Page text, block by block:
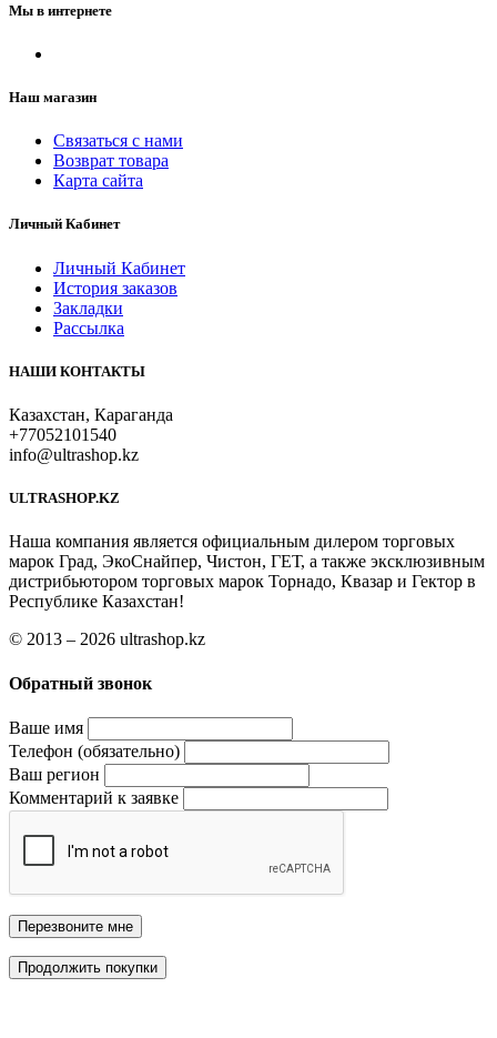
Мы в интернете
Наш магазин
Связаться с нами
Возврат товара
Карта сайта
Личный Кабинет
Личный Кабинет
История заказов
Закладки
Рассылка
НАШИ КОНТАКТЫ
Казахстан, Караганда
+77052101540
info@ultrashop.kz
ULTRASHOP.KZ
Наша компания является официальным дилером торговых
марок Град, ЭкоСнайпер, Чистон, ГЕТ, а также эксклюзивным
дистрибьютором торговых марок Торнадо, Квазар и Гектор в
Республике Казахстан!
© 2013 – 2026 ultrashop.kz
Обратный звонок
Ваше имя
Телефон (обязательно)
Ваш регион
Комментарий к заявке
Перезвоните мне
Продолжить покупки